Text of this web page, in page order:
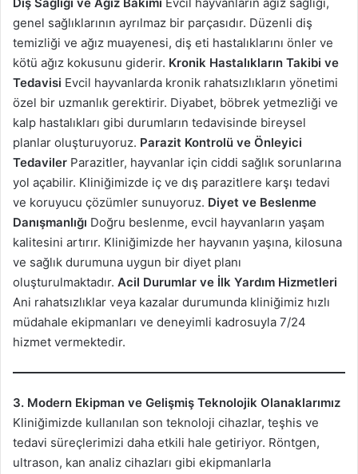
genel sağlıklarının ayrılmaz bir parçasıdır. Düzenli diş
temizliği ve ağız muayenesi, diş eti hastalıklarını önler ve
kötü ağız kokusunu giderir. Kronik Hastalıkların Takibi ve
Tedavisi Evcil hayvanlarda kronik rahatsızlıkların yönetimi
özel bir uzmanlık gerektirir. Diyabet, böbrek yetmezliği ve
kalp hastalıkları gibi durumların tedavisinde bireysel
planlar oluşturuyoruz. Parazit Kontrolü ve Önleyici
Tedaviler Parazitler, hayvanlar için ciddi sağlık sorunlarına
yol açabilir. Kliniğimizde iç ve dış parazitlere karşı tedavi
ve koruyucu çözümler sunuyoruz. Diyet ve Beslenme
Danışmanlığı Doğru beslenme, evcil hayvanların yaşam
kalitesini artırır. Kliniğimizde her hayvanın yaşına, kilosuna
ve sağlık durumuna uygun bir diyet planı
oluşturulmaktadır. Acil Durumlar ve İlk Yardım Hizmetleri
Ani rahatsızlıklar veya kazalar durumunda kliniğimiz hızlı
müdahale ekipmanları ve deneyimli kadrosuyla 7/24
hizmet vermektedir.
3. Modern Ekipman ve Gelişmiş Teknolojik Olanaklarımız
Kliniğimizde kullanılan son teknoloji cihazlar, teşhis ve
tedavi süreçlerimizi daha etkili hale getiriyor. Röntgen,
ultrason, kan analiz cihazları gibi ekipmanlarla